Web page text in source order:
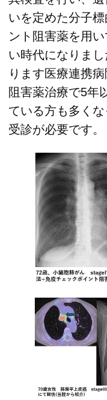
いを定めた分子
ント阻害薬を用
い時代になりま
ります医療連携
阻害薬治療で5年
ている方も多く
受診が必要です。